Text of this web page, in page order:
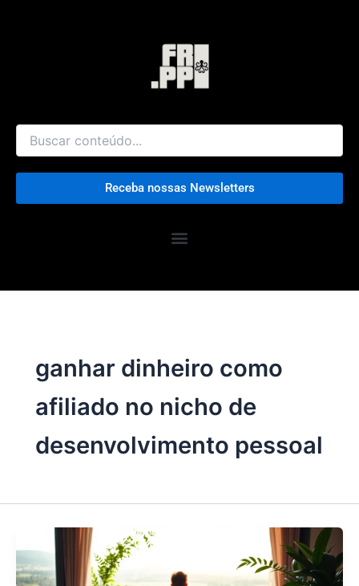
Receba nossas Newsletters
ganhar dinheiro como
afiliado no nicho de
desenvolvimento pessoal